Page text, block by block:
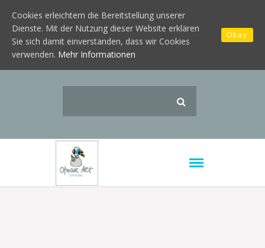
Cookies erleichtern die Bereitstellung unserer
Dienste. Mit der Nutzung dieser Website erklären
Sie sich damit einverstanden, dass wir Cookies
verwenden. Mehr Informationen
Okay